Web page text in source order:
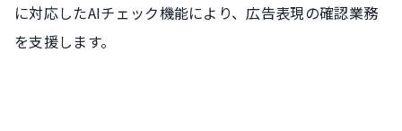
に対応したAIチェック機能により、広告表現の確認業務
を支援します。